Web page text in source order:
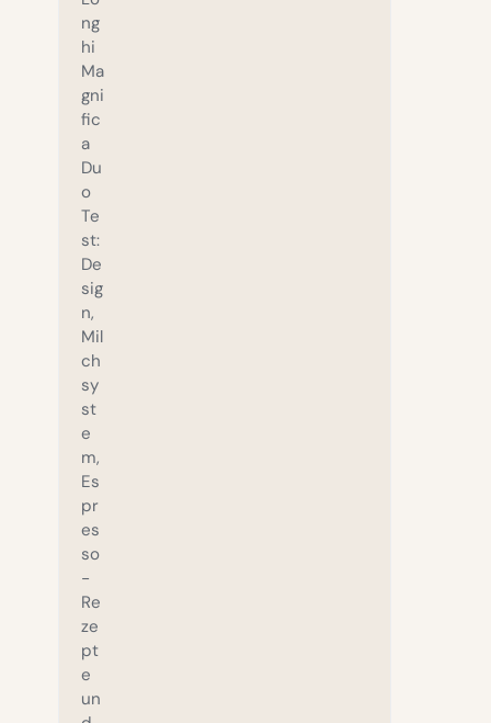
ng
hi
Ma
gni
fic
a
Du
o
Te
st:
De
sig
n,
Mil
ch
sy
st
e
m,
Es
pr
es
so
-
Re
ze
pt
e
un